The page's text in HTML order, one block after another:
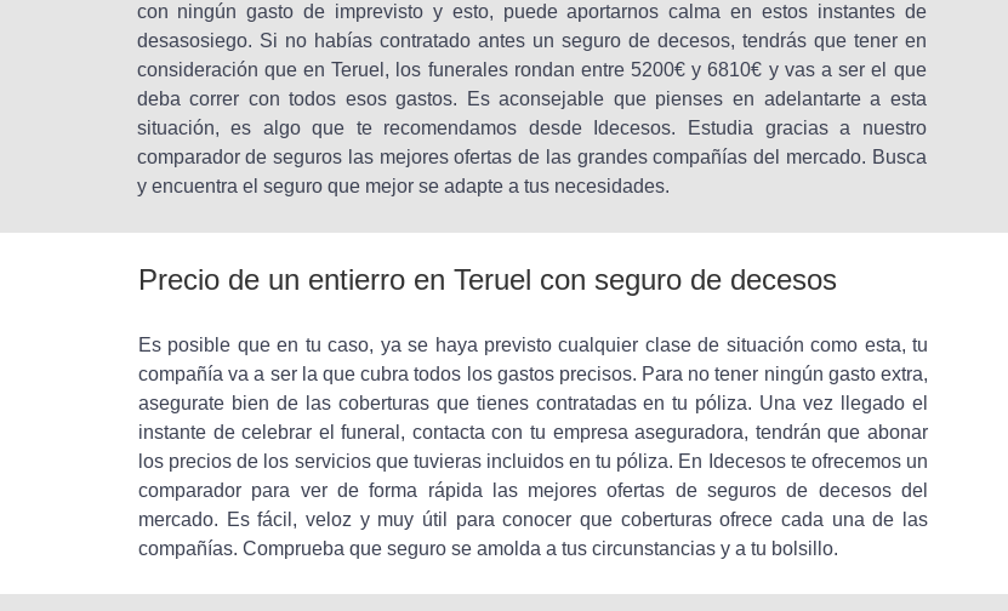
con ningún gasto de imprevisto y esto, puede aportarnos calma en estos instantes de
desasosiego. Si no habías contratado antes un seguro de decesos, tendrás que tener en
consideración que en Teruel, los funerales rondan entre 5200€ y 6810€ y vas a ser el que
deba correr con todos esos gastos. Es aconsejable que pienses en adelantarte a esta
situación, es algo que te recomendamos desde Idecesos. Estudia gracias a nuestro
comparador de seguros las mejores ofertas de las grandes compañías del mercado. Busca
y encuentra el seguro que mejor se adapte a tus necesidades.
Precio de un entierro en Teruel con seguro de decesos
Es posible que en tu caso, ya se haya previsto cualquier clase de situación como esta, tu
compañía va a ser la que cubra todos los gastos precisos. Para no tener ningún gasto extra,
asegurate bien de las coberturas que tienes contratadas en tu póliza. Una vez llegado el
instante de celebrar el funeral, contacta con tu empresa aseguradora, tendrán que abonar
los precios de los servicios que tuvieras incluidos en tu póliza. En Idecesos te ofrecemos un
comparador para ver de forma rápida las mejores ofertas de seguros de decesos del
mercado. Es fácil, veloz y muy útil para conocer que coberturas ofrece cada una de las
compañías. Comprueba que seguro se amolda a tus circunstancias y a tu bolsillo.